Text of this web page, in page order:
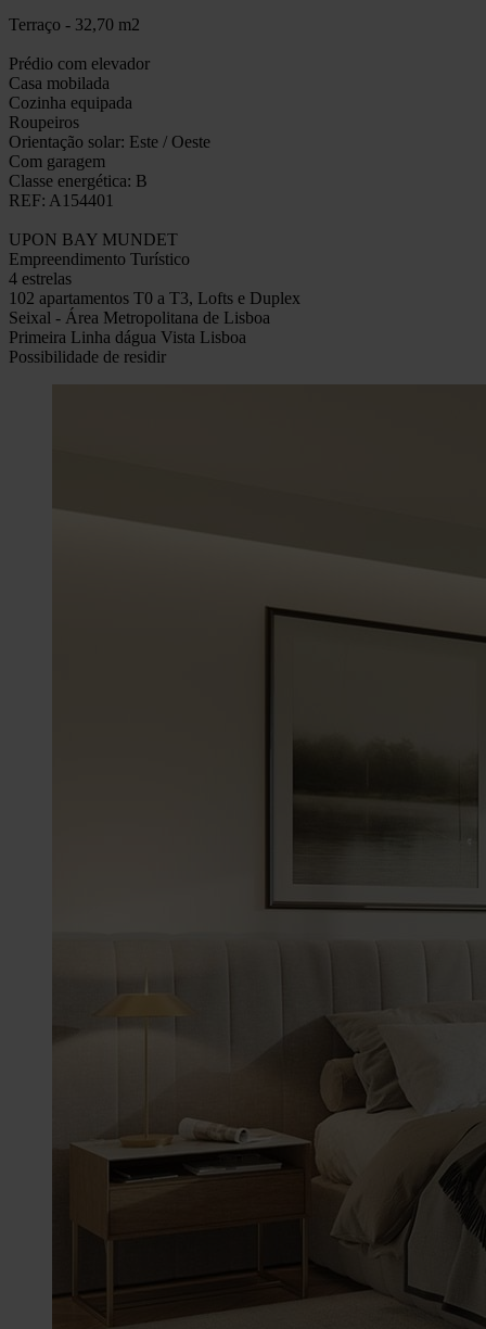
Terraço - 32,70 m2
Prédio com elevador
Casa mobilada
Cozinha equipada
Roupeiros
Orientação solar: Este / Oeste
Com garagem
Classe energética: B
REF: A154401
UPON BAY MUNDET
Empreendimento Turístico
4 estrelas
102 apartamentos T0 a T3, Lofts e Duplex
Seixal - Área Metropolitana de Lisboa
Primeira Linha dágua Vista Lisboa
Possibilidade de residir